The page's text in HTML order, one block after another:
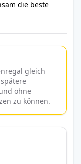
die beste
gleich
ohne
zu können.